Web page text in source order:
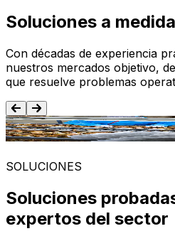
Soluciones a
Con décadas de experiencia
nuestros mercados objetivo,
que resuelve problemas
Alimentación y Bebida
SOLUCIONES
Soluciones
expertos del sector